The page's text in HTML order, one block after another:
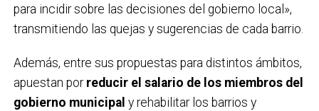
para incidir sobre las decisiones del gobierno local»,
transmitiendo las quejas y sugerencias de cada barrio.
Además, entre sus propuestas para distintos ámbitos,
apuestan por reducir el salario de los miembros del
gobierno municipal y rehabilitar los barrios y